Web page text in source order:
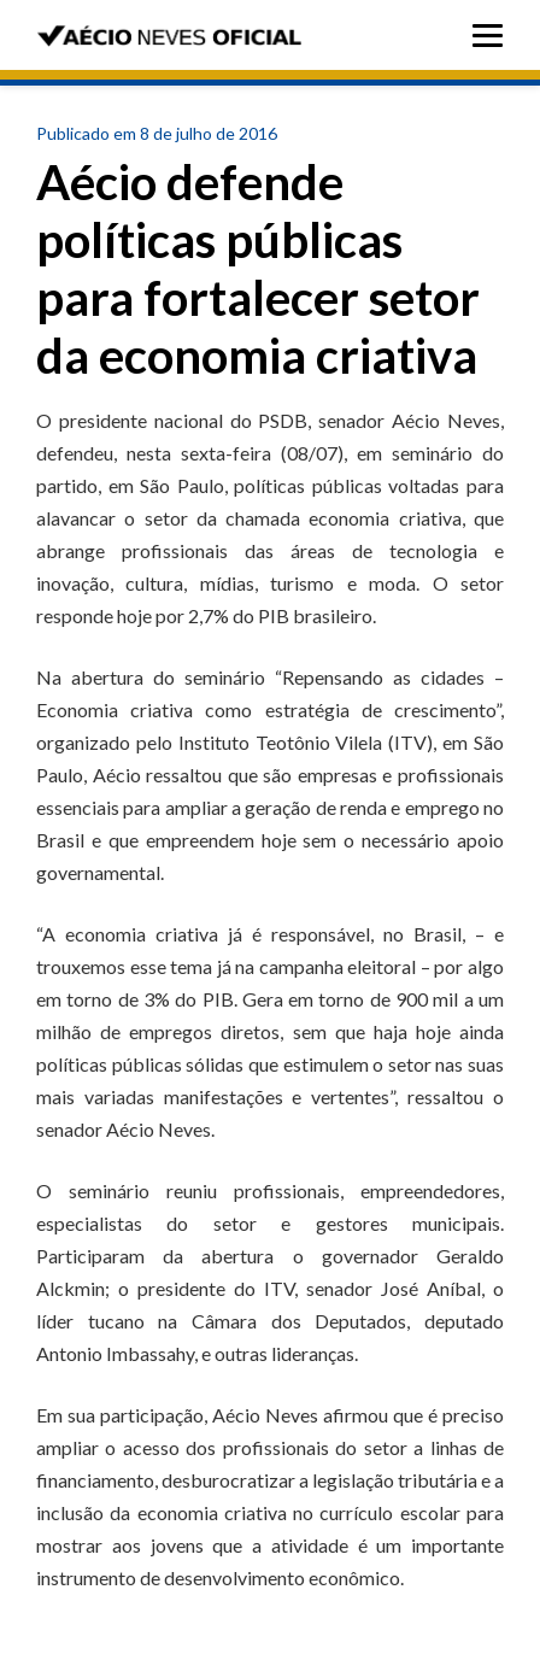
Publicado em 8 de julho de 2016
Aécio defende
políticas públicas
para fortalecer setor
da economia criativa
O presidente nacional do PSDB, senador Aécio Neves,
defendeu, nesta sexta-feira (08/07), em seminário do
partido, em São Paulo, políticas públicas voltadas para
alavancar o setor da chamada economia criativa, que
abrange profissionais das áreas de tecnologia e
inovação, cultura, mídias, turismo e moda. O setor
responde hoje por 2,7% do PIB brasileiro.
Na abertura do seminário “Repensando as cidades –
Economia criativa como estratégia de crescimento”,
organizado pelo Instituto Teotônio Vilela (ITV), em São
Paulo, Aécio ressaltou que são empresas e profissionais
essenciais para ampliar a geração de renda e emprego no
Brasil e que empreendem hoje sem o necessário apoio
governamental.
“A economia criativa já é responsável, no Brasil, – e
trouxemos esse tema já na campanha eleitoral – por algo
em torno de 3% do PIB. Gera em torno de 900 mil a um
milhão de empregos diretos, sem que haja hoje ainda
políticas públicas sólidas que estimulem o setor nas suas
mais variadas manifestações e vertentes”, ressaltou o
senador Aécio Neves.
O seminário reuniu profissionais, empreendedores,
especialistas do setor e gestores municipais.
Participaram da abertura o governador Geraldo
Alckmin; o presidente do ITV, senador José Aníbal, o
líder tucano na Câmara dos Deputados, deputado
Antonio Imbassahy, e outras lideranças.
Em sua participação, Aécio Neves afirmou que é preciso
ampliar o acesso dos profissionais do setor a linhas de
financiamento, desburocratizar a legislação tributária e a
inclusão da economia criativa no currículo escolar para
mostrar aos jovens que a atividade é um importante
instrumento de desenvolvimento econômico.